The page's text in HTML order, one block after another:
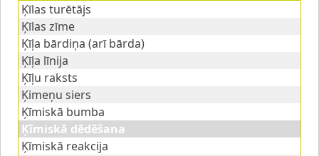
Ķīlas turētājs
Ķīlas zīme
Ķīļa bārdiņa (arī bārda)
Ķīļa līnija
Ķīļu raksts
Ķimeņu siers
Ķīmiskā bumba
Ķīmiskā dēdēšana
Ķīmiskā reakcija